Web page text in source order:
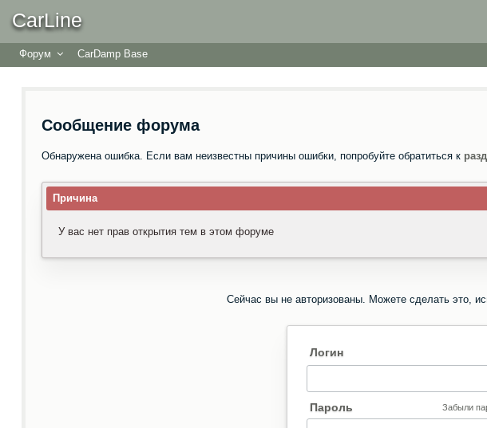
CarLine
Форум CarDamp Base
Сообщение форума
Обнаружена ошибка. Если вам неизвестны причины ошибки, попробуйте обратиться к
Причина
У вас нет прав открытия тем в этом форуме
Сейчас вы не авторизованы. Можете сделать это,
Логин
Пароль Забыли